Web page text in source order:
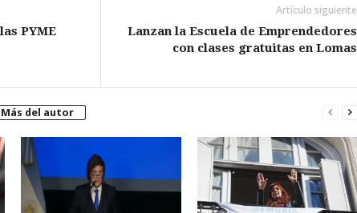
PYME
Artículo siguiente
Lanzan la Escuela de Emprendedores
con clases gratuitas en Lomas
Más del autor